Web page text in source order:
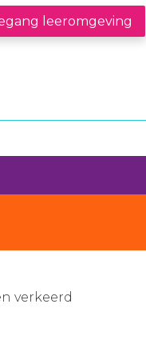
leeromgeving
verkeerd